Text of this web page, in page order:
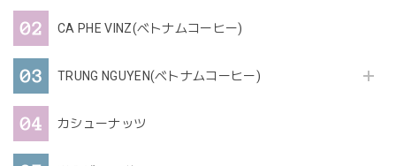
CA PHE VINZ(ベトナムコーヒー)
TRUNG NGUYEN(ベトナムコーヒー)
カシューナッツ